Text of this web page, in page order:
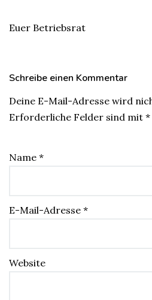
Euer Betriebsrat
Schreibe einen Kommentar
Deine E-Mail-Adresse wird
Erforderliche Felder sind mit *
Name *
E-Mail-Adresse *
Website